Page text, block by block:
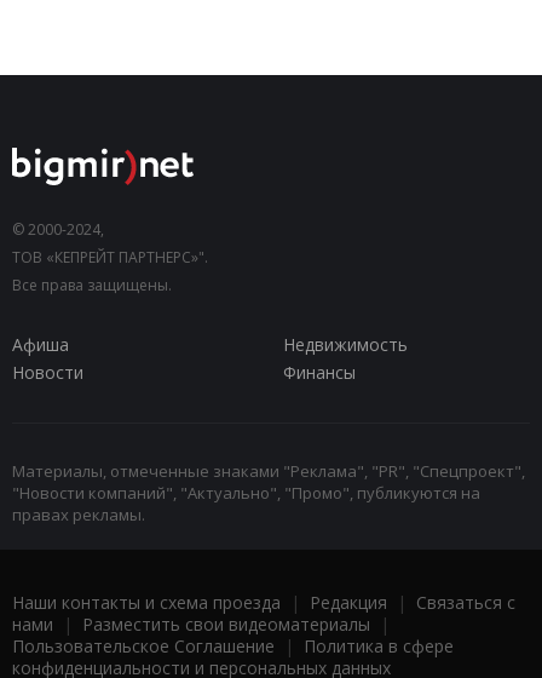
© 2000-2024,
ТОВ «КЕПРЕЙТ ПАРТНЕРС»".
Все права защищены.
Афиша
Недвижимость
Новости
Финансы
Материалы, отмеченные знаками "Реклама", "PR", "Спецпроект",
"Новости компаний", "Актуально", "Промо", публикуются на
правах рекламы.
Наши контакты и схема проезда | Редакция | Связаться с
нами | Разместить свои видеоматериалы |
Пользовательское Соглашение |
Политика в сфере
конфиденциальности и персональных данных